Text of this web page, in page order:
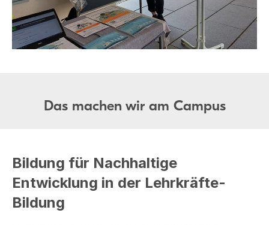
Das machen wir am Campus
Bildung für Nachhaltige
Entwicklung in der Lehrkräfte-
Bildung